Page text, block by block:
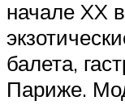
начале XX
балета,
Париже.